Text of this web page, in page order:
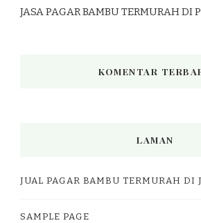
JASA PAGAR BAMBU TERMURAH DI
KOMENTAR
LAMAN
JUAL PAGAR BAMBU TERMURAH DI
SAMPLE PAGE